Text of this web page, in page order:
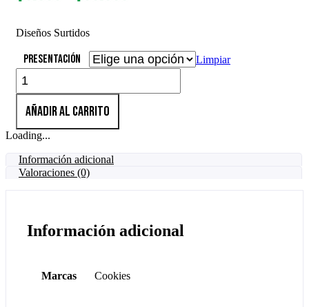
Diseños Surtidos
Presentación
Limpiar
Hitter
Vidrio
cantidad
Añadir al carrito
Loading...
Información adicional
Valoraciones (0)
Información adicional
Marcas Cookies